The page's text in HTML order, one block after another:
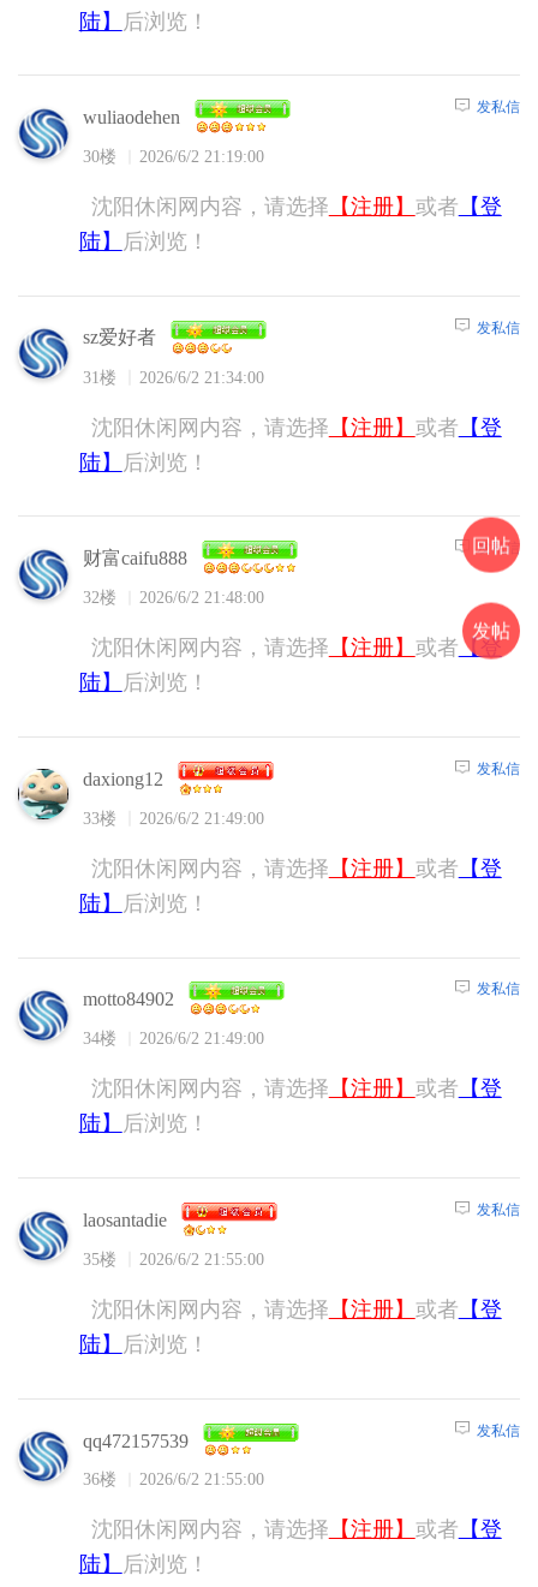
陆】
后浏览！
wuliaodehen
30楼 2026/6/2 21:19:00
发私信
沈阳休闲网内容，请选择 【注册】 或者 【登
陆】
后浏览！
sz爱好者
31楼 2026/6/2 21:34:00
发私信
沈阳休闲网内容，请选择 【注册】 或者 【登
陆】
后浏览！
财富caifu888
32楼 2026/6/2 21:48:00
发私信
沈阳休闲网内容，请选择 【注册】 或者 【登
陆】
后浏览！
daxiong12
33楼 2026/6/2 21:49:00
发私信
沈阳休闲网内容，请选择 【注册】 或者 【登
陆】
后浏览！
motto84902
34楼 2026/6/2 21:49:00
发私信
沈阳休闲网内容，请选择 【注册】 或者 【登
陆】
后浏览！
laosantadie
35楼 2026/6/2 21:55:00
发私信
沈阳休闲网内容，请选择 【注册】 或者 【登
陆】
后浏览！
qq472157539
36楼 2026/6/2 21:55:00
发私信
沈阳休闲网内容，请选择 【注册】 或者 【登
陆】
后浏览！
回帖
发帖